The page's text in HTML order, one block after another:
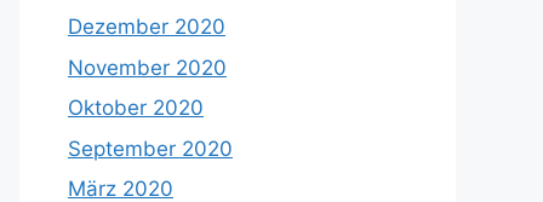
Dezember 2020
November 2020
Oktober 2020
September 2020
März 2020